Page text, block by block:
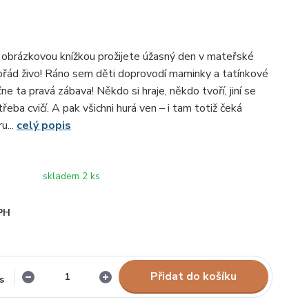
knížkou prožijete úžasný den v mateřské
živo! Ráno sem děti doprovodí maminky a tatínkové
ta pravá zábava! Někdo si hraje, někdo tvoří, jiní se
cvičí. A pak všichni hurá ven – i tam totiž čeká
celý popis
skladem 2 ks
Přidat do košíku